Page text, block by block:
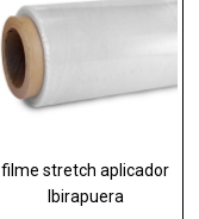
filme stretch aplicador
Ibirapuera